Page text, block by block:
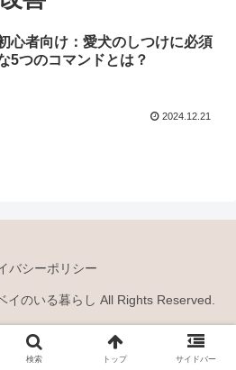
心者向け：愛犬のしつけに必須
5つのコマンドとは？
2024.12.21
バシーポリシー
のいる暮らし All Rights Reserved.
検索 トップ サイドバー